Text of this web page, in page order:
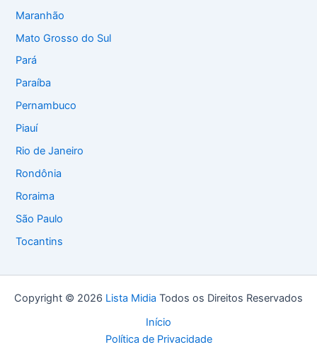
Maranhão
Mato Grosso do Sul
Pará
Paraíba
Pernambuco
Piauí
Rio de Janeiro
Rondônia
Roraima
São Paulo
Tocantins
Copyright © 2026 Lista Midia Todos os Direitos Reservados
Início
Política de Privacidade